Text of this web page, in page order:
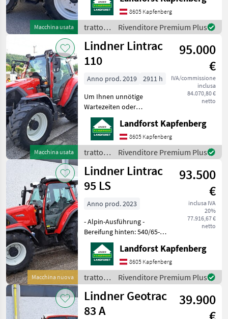
Macchina usata
Kontaktaufnahme, falls Sie
eine unserer Maschinen
besichtigen bzw. Probe fahr
8605 Kapfenberg
trattori
/
Lindner
Rivenditore Premium Plus
Macchina usata
Lindner Lintrac
110
95.000
€
IVA/commissione
inclusa
84.070,80 €
netto
Anno prod. 2019
2911 h
Um Ihnen unnötige
Wartezeiten oder
Wegstrecken zu ersparen,
bitten wir Sie um vorherige
Kontaktaufnahme, falls Sie
eine unserer Maschinen
besichtigen bzw. Probe fahr
Landforst Kapfenberg
8605 Kapfenberg
trattori
/
Lindner
Rivenditore Premium Plus
Macchina nuova
Lindner Lintrac
95 LS
93.500
€
inclusa IVA
20%
77.916,67 €
netto
Anno prod. 2023
- Alpin-Ausführung -
Bereifung hinten: 540/65-
R30 Mitas AC 65 - Bereifung
vorne: 440/65-R20 BKT RT
657 - Lintrac Design
Kotflügel - Bohrungen für
Zwillingsbereifun
Landforst Kapfenberg
8605 Kapfenberg
trattori
/
Lindner
Rivenditore Premium Plus
Lindner Geotrac
83 A
39.900